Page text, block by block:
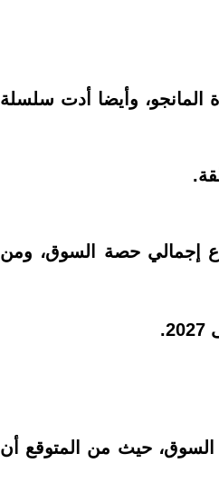
لزبدة المانجو، وأيضا أدت سلسلة
ما يقرب من ثلاثة أرباع إجمالي حصة السوق، ومن
من نصف إجمالي حصة السوق، حيث من المتوقع أن